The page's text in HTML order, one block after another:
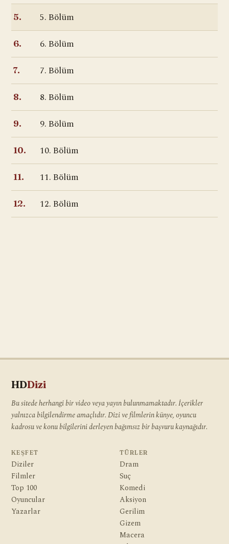
5. 5. Bölüm
6. 6. Bölüm
7. 7. Bölüm
8. 8. Bölüm
9. 9. Bölüm
10. 10. Bölüm
11. 11. Bölüm
12. 12. Bölüm
HDDizi
Bu sitede herhangi bir video veya yayın bulunmamaktadır. İçerikler
yalnızca bilgilendirme amaçlıdır. Dizi ve filmlerin künye, oyuncu
kadrosu ve konu bilgilerini derleyen bağımsız bir başvuru kaynağıdır.
KEŞFET
Diziler
Filmler
Top 100
Oyuncular
Yazarlar
TÜRLER
Dram
Suç
Komedi
Aksiyon
Gerilim
Gizem
Macera